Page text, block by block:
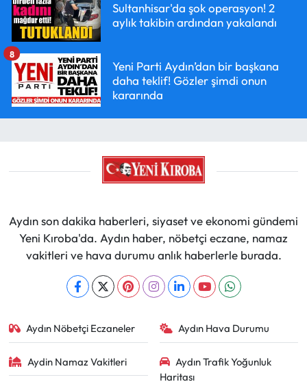
Sultanhisar'da şok operasyon! 2
aylık takibin ardından yakalandı
Yeni Parti Aydın’dan bir başkana
daha teklif! Gözler şimdi onun
kararında
8
Aydın son dakika haberleri, siyaset ve ekonomi gündemi
Yeni Kıroba'da. Aydın haber, nöbetçi eczane, namaz
vakitleri ve hava durumu anlık haberlerle burada.
Aydın Nöbetçi Eczaneler Aydın Hava Durumu
Aydin Namaz Vakitleri
Aydın Trafik Yoğunluk
Haritası